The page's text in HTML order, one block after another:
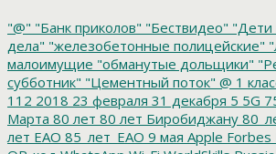
"@" "Банк приколов" "Бествидео" "Дети
дела" "железобетонные полицейские"
малоимущие "обманутые дольщики"
субботник" "Цементный поток" @ 1
112 2018 23 февраля 31 декабря 5 5G
Марта 80 лет 80 лет Биробиджану
лет ЕАО 85_лет_ЕАО 9 мая Apple Forbes